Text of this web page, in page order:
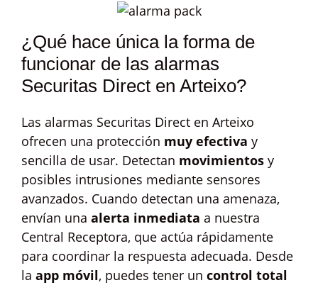
¿Qué hace única la forma de
funcionar de las alarmas
Securitas Direct en Arteixo?
Las alarmas Securitas Direct en Arteixo
ofrecen una protección muy efectiva y
sencilla de usar. Detectan movimientos y
posibles intrusiones mediante sensores
avanzados. Cuando detectan una amenaza,
envían una alerta inmediata a nuestra
Central Receptora, que actúa rápidamente
para coordinar la respuesta adecuada. Desde
la app móvil, puedes tener un control total